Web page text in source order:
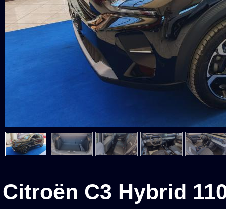
Citroën C3 Hybrid